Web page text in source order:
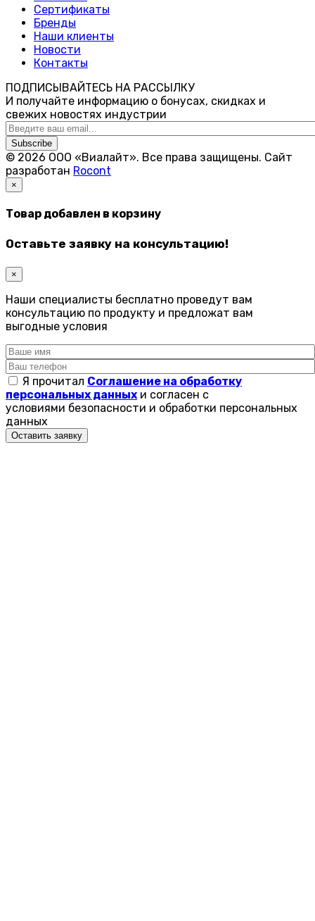
Сертификаты
Бренды
Наши клиенты
Новости
Контакты
ПОДПИСЫВАЙТЕСЬ НА РАССЫЛКУ
И получайте информацию о бонусах, скидках и
свежих новостях индустрии
Subscribe
© 2026 ООО «Виалайт». Все права защищены. Cайт
разработан Rocont
×
Товар добавлен в корзину
Оставьте заявку на консультацию!
×
Наши специалисты бесплатно проведут вам
консультацию по продукту и предложат вам
выгодные условия
Я прочитал Соглашение на обработку
персональных данных и согласен с
условиями безопасности и обработки персональных
данных
Оставить заявку